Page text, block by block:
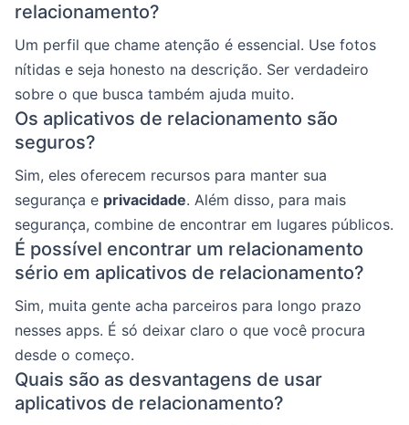
relacionamento?
Um perfil que chame atenção é essencial. Use fotos
nítidas e seja honesto na descrição. Ser verdadeiro
sobre o que busca também ajuda muito.
Os aplicativos de relacionamento são
seguros?
Sim, eles oferecem recursos para manter sua
segurança e privacidade. Além disso, para mais
segurança, combine de encontrar em lugares públicos.
É possível encontrar um relacionamento
sério em aplicativos de relacionamento?
Sim, muita gente acha parceiros para longo prazo
nesses apps. É só deixar claro o que você procura
desde o começo.
Quais são as desvantagens de usar
aplicativos de relacionamento?